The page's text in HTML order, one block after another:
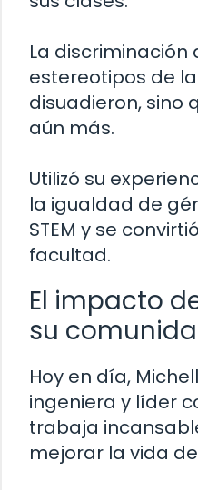
La discriminación
estereotipos de
disuadieron, sino
aún más.
Utilizó su
la igualdad de
STEM y se
facultad.
El impacto
su
Hoy en día,
ingeniera y líder
trabaja
mejorar la vida